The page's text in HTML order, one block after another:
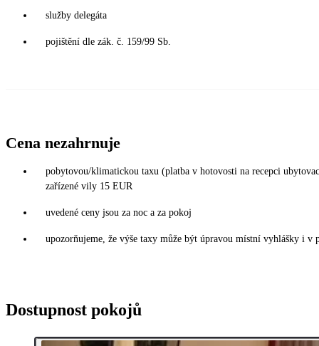
služby delegáta
pojištění dle zák. č. 159/99 Sb.
Cena nezahrnuje
pobytovou/klimatickou taxu (platba v hotovosti na recepci
zařízené vily 15 EUR
uvedené ceny jsou za noc a za pokoj
upozorňujeme, že výše taxy může být úpravou místní vyhlášky i
Dostupnost pokojů